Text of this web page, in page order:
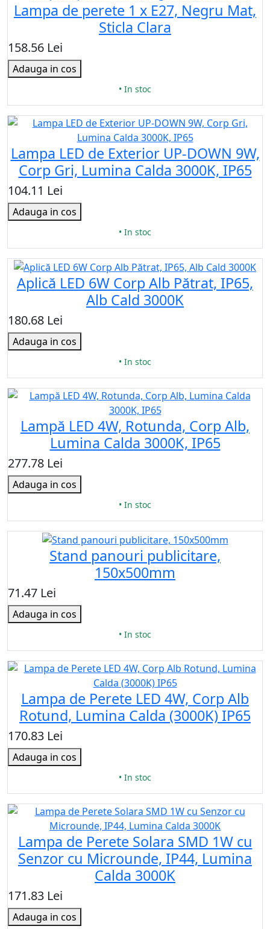
Lampa de perete 1 x E27, Negru Mat,
Sticla Clara
158.56 Lei
Adauga in cos
• In stoc
Lampa LED de Exterior UP-DOWN 9W,
Corp Gri, Lumina Calda 3000K, IP65
104.11 Lei
Adauga in cos
• In stoc
Aplică LED 6W Corp Alb Pătrat, IP65,
Alb Cald 3000K
180.68 Lei
Adauga in cos
• In stoc
Lampă LED 4W, Rotunda, Corp Alb,
Lumina Calda 3000K, IP65
277.78 Lei
Adauga in cos
• In stoc
Stand panouri publicitare,
150x500mm
71.47 Lei
Adauga in cos
• In stoc
Lampa de Perete LED 4W, Corp Alb
Rotund, Lumina Calda (3000K) IP65
170.83 Lei
Adauga in cos
• In stoc
Lampa de Perete Solara SMD 1W cu
Senzor cu Microunde, IP44, Lumina
Calda 3000K
171.83 Lei
Adauga in cos